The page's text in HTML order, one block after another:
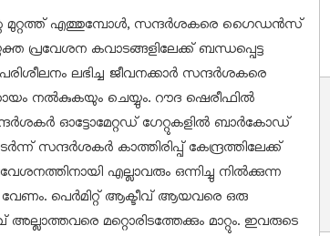
മുറ്റത്ത് എത്തുമ്പോൾ, സന്ദർശകരെ ഗൈഡൻസ്
പ്രവേശന കവാടങ്ങളിലേക്ക് ബന്ധപ്പെട്ട
ലഭിച്ച ജീവനക്കാർ സന്ദർശകരെ
നൽകുകയും ചെയ്യും. റൗദ ഷെരീഫിൽ
ഓട്ടോമേറ്റഡ് ഗേറ്റുകളിൽ ബാർകോഡ്
സന്ദർശകർ കാത്തിരിപ്പ് കേന്ദ്രത്തിലേക്ക്
എല്ലാവരും ഒന്നിച്ചു നിൽക്കുന്ന
പെർമിറ്റ് ആക്ടീവ് ആയവരെ ഒരു
മറ്റൊരിടത്തേക്കും മാറ്റും. ഇവരുടെ